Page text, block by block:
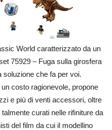
World caratterizzato da un
75929 – Fuga sulla girosfera
soluzione che fa per voi.
costo ragionevole, propone
e più di venti accessori, oltre
curati nelle rifiniture da
del film da cui il modellino